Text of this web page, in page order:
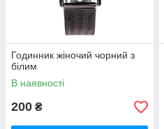
Годинник жіночий чорний з
білим
В наявності
200 ₴